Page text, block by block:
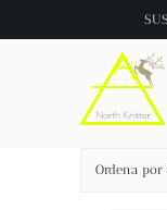
al
Ordena por